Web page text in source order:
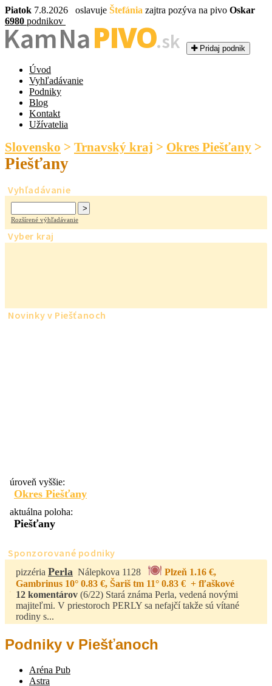
Piatok 7.8.2026 oslavuje Štefánia zajtra pozýva na pivo Oskar
6980 podnikov
Kam NaPIVO.sk Pridaj podnik
Úvod
Vyhľadávanie
Podniky
Blog
Kontakt
Užívatelia
Slovensko > Trnavský kraj > Okres Piešťany >
Piešťany
Vyhľadávanie
Rozšírené výhľadávanie
Vyber kraj
Novinky v Piešťanoch
úroveň vyššie:
Okres Piešťany
aktuálna poloha:
Piešťany
Sponzorované podniky
pizzéria Perla Nálepkova 1128
Plzeň 1.16 €,
Gambrinus 10° 0.83 €, Šariš tm 11° 0.83 € + fľaškové
12 komentárov (6/22) Stará známa Perla, vedená novými
majiteľmi. V priestoroch PERLY sa nefajčí takže sú vítané
rodiny s...
Podniky v Piešťanoch
Aréna Pub
Astra